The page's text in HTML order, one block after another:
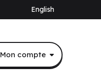
English
Mon compte